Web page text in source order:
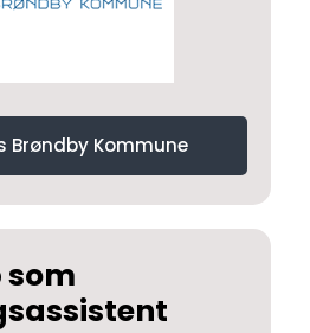
Brøndby Kommune
som